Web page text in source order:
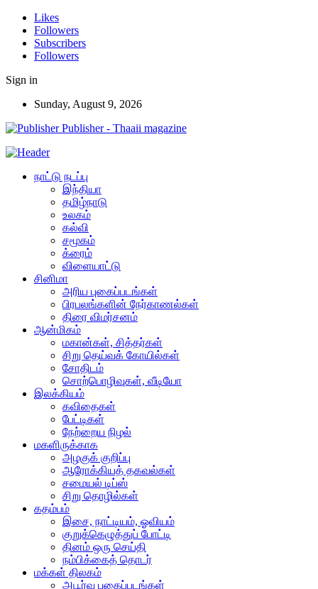
Likes
Followers
Subscribers
Followers
Sign in
Sunday, August 9, 2026
Publisher - Thaaii magazine
நாட்டு நடப்பு
இந்தியா
தமிழ்நாடு
உலகம்
கல்வி
சமூகம்
க்ரைம்
விளையாட்டு
சினிமா
அரிய புகைப்படங்கள்
பிரபலங்களின் நேர்காணல்கள்
திரை விமர்சனம்
ஆன்மிகம்
மகான்கள், சித்தர்கள்
சிறு தெய்வக் கோயில்கள்
சோதிடம்
சொற்பொழிவுகள், வீடியோ
இலக்கியம்
கவிதைகள்
பேட்டிகள்
நேற்றைய நிழல்
மகளிருக்காக
அழகுக் குறிப்பு
ஆரோக்கியத் தகவல்கள்
சமையல் டிப்ஸ்
சிறு தொழில்கள்
கதம்பம்
இசை, நாட்டியம், ஓவியம்
குறுக்கெழுத்துப் போட்டி
தினம் ஒரு செய்தி
நம்பிக்கைத் தொடர்
மக்கள் திலகம்
அபூர்வ புகைப்படங்கள்